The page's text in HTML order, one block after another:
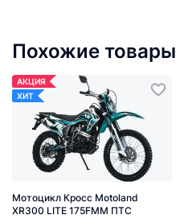
Похожие товары
АКЦИЯ
ХИТ
Мотоцикл Кросс Motoland
XR300 LITE 175FMM ПТС